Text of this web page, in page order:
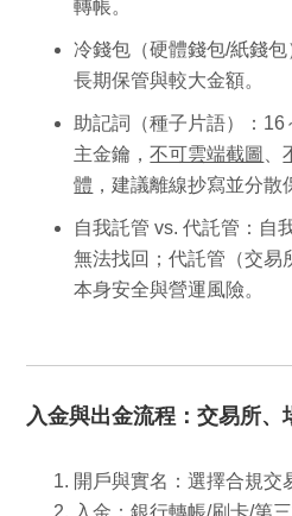
轉帳。
冷錢包 （硬體錢包/紙錢
長期保管與較大金額。
助記詞（種子片語）
：
主金鑰，不可雲端截圖 、
體 ，建議離線抄寫並分散
自我託管 vs. 代託管 ：自
無法找回；代託管（交易
本身安全與營運風險。
入金與出金流程：交易所
開戶與實名 ：選擇合規交
入金 ：銀行轉帳/刷卡/第